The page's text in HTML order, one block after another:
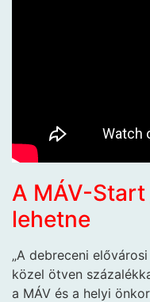
A MÁV-Start
lehetne
„A debreceni
közel ötven
a MÁV és a helyi